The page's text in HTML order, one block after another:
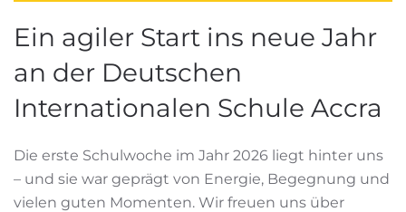
Ein agiler Start ins neue Jahr
an der Deutschen
Internationalen Schule Accra
Die erste Schulwoche im Jahr 2026 liegt hinter uns
– und sie war geprägt von Energie, Begegnung und
vielen guten Momenten. Wir freuen uns über